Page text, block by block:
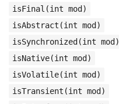
isFinal(int mod)
isAbstract(int mod)
isSynchronized(int mod)
isNative(int mod)
isVolatile(int mod)
isTransient(int mod)